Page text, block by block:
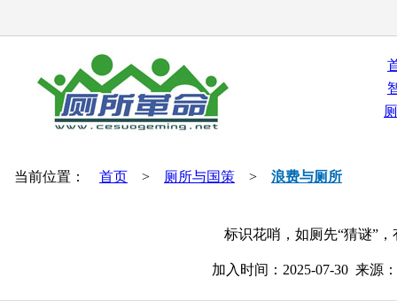
当前位置： 首页 > 厕所与国策 > 浪费与厕所
标识花哨，如厕先“猜谜”
加入时间：2025-07-30 来源